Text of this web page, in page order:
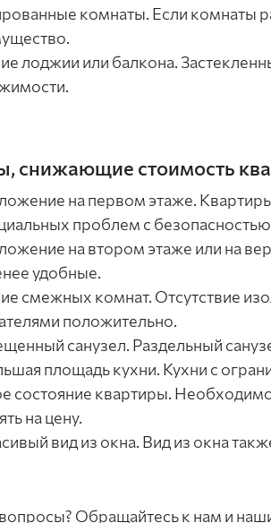
комнаты. Если комнаты
лоджии или балкона.
снижающие стоимость
на первом этаже.
проблем с
на втором этаже или на
удобные.
смежных комнат. Отсутствие
положительно.
санузел. Раздельный
площадь кухни. Кухни с
состояние квартиры.
на цену.
вид из окна. Вид из окна
Обращайтесь к нам и